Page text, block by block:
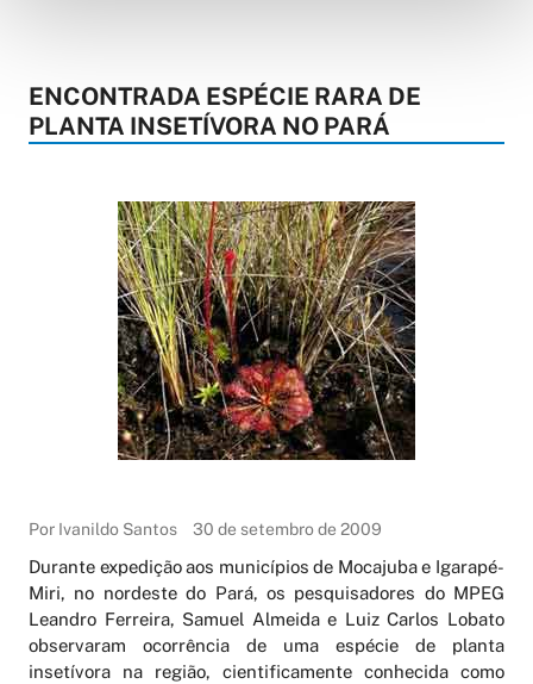
ENCONTRADA ESPÉCIE RARA DE
PLANTA INSETÍVORA NO PARÁ
Por Ivanildo Santos 30 de setembro de 2009
Durante expedição aos municípios de Mocajuba e Igarapé-
Miri, no nordeste do Pará, os pesquisadores do MPEG
Leandro Ferreira, Samuel Almeida e Luiz Carlos Lobato
observaram ocorrência de uma espécie de planta
insetívora na região, cientificamente conhecida como